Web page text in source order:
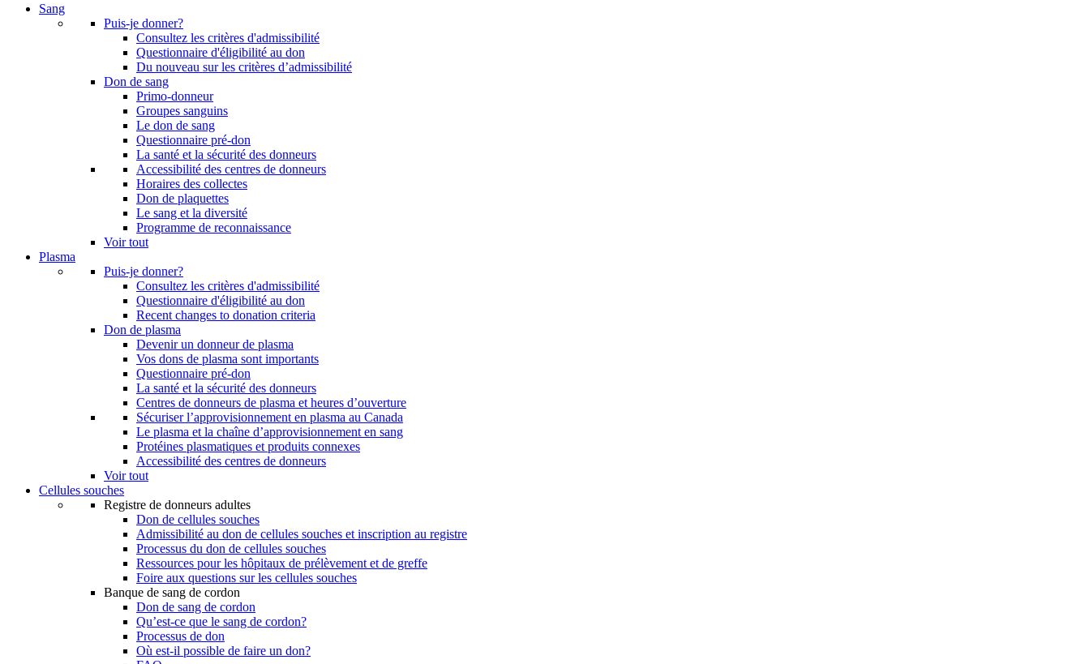
Sang
Puis-je donner?
Consultez les critères d'admissibilité
Questionnaire d'éligibilité au don
Du nouveau sur les critères d’admissibilité
Don de sang
Primo-donneur
Groupes sanguins
Le don de sang
Questionnaire pré-don
La santé et la sécurité des donneurs
Accessibilité des centres de donneurs
Horaires des collectes
Don de plaquettes
Le sang et la diversité
Programme de reconnaissance
Voir tout
Plasma
Puis-je donner?
Consultez les critères d'admissibilité
Questionnaire d'éligibilité au don
Recent changes to donation criteria
Don de plasma
Devenir un donneur de plasma
Vos dons de plasma sont importants
Questionnaire pré-don
La santé et la sécurité des donneurs
Centres de donneurs de plasma et heures d’ouverture
Sécuriser l’approvisionnement en plasma au Canada
Le plasma et la chaîne d’approvisionnement en sang
Protéines plasmatiques et produits connexes
Accessibilité des centres de donneurs
Voir tout
Cellules souches
Registre de donneurs adultes
Don de cellules souches
Admissibilité au don de cellules souches et inscription au registre
Processus du don de cellules souches
Ressources pour les hôpitaux de prélèvement et de greffe
Foire aux questions sur les cellules souches
Banque de sang de cordon
Don de sang de cordon
Qu’est-ce que le sang de cordon?
Processus de don
Où est-il possible de faire un don?